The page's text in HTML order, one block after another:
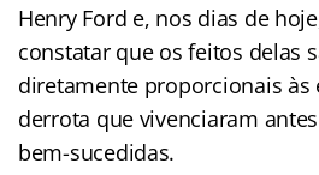
Henry Ford e, nos dias de
constatar que os feitos delas
diretamente proporcionais às
derrota que vivenciaram
bem-sucedidas.